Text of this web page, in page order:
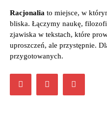
Racjonalia to miejsce, w
bliska. Łączymy naukę,
zjawiska w tekstach, które
uproszczeń, ale przystępnie.
przygotowanych.